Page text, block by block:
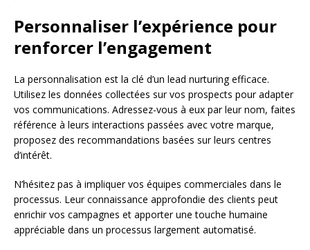
Personnaliser l’expérience pour
renforcer l’engagement
La personnalisation est la clé d’un lead nurturing efficace.
Utilisez les données collectées sur vos prospects pour adapter
vos communications. Adressez-vous à eux par leur nom, faites
référence à leurs interactions passées avec votre marque,
proposez des recommandations basées sur leurs centres
d’intérêt.
N’hésitez pas à impliquer vos équipes commerciales dans le
processus. Leur connaissance approfondie des clients peut
enrichir vos campagnes et apporter une touche humaine
appréciable dans un processus largement automatisé.